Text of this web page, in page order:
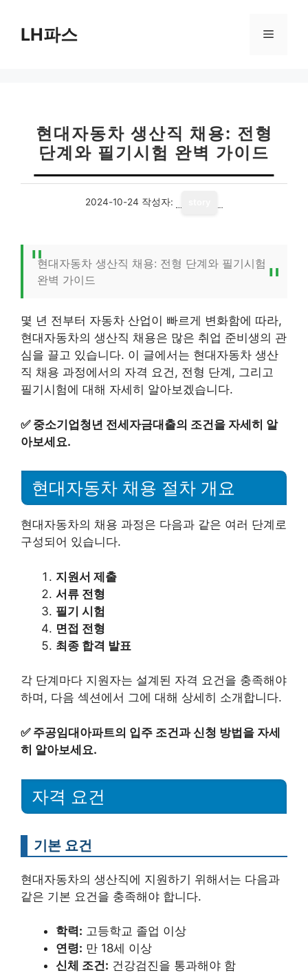
LH파스 메
현대자동차 생산직 채용: 전형
단계와 필기시험 완벽 가이드
2024-10-24 작성자:
현대자동차 생산직 채용: 전형 단계와 필기시험
완벽 가이드
몇 년 전부터 자동차 산업이 빠르게 변화함에 따라,
현대자동차의 생산직 채용은 많은 취업 준비생의 관
심을 끌고 있습니다. 이 글에서는 현대자동차 생산
직 채용 과정에서의 자격 요건, 전형 단계, 그리고
필기시험에 대해 자세히 알아보겠습니다.
✅ 중소기업청년 전세자금대출의 조건을 자세히 알
아보세요.
현대자동차 채용 절차 개요
현대자동차의 채용 과정은 다음과 같은 여러 단계로
구성되어 있습니다.
지원서 제출
서류 전형
필기 시험
면접 전형
최종 합격 발표
각 단계마다 지원자는 설계된 자격 요건을 충족해야
하며, 다음 섹션에서 그에 대해 상세히 소개합니다.
✅ 주공임대아파트의 입주 조건과 신청 방법을 자세
히 알아보세요.
자격 요건
기본 요건
현대자동차의 생산직에 지원하기 위해서는 다음과
같은 기본 요건을 충족해야 합니다.
학력: 고등학교 졸업 이상
연령: 만 18세 이상
신체 조건: 건강검진을 통과해야 함